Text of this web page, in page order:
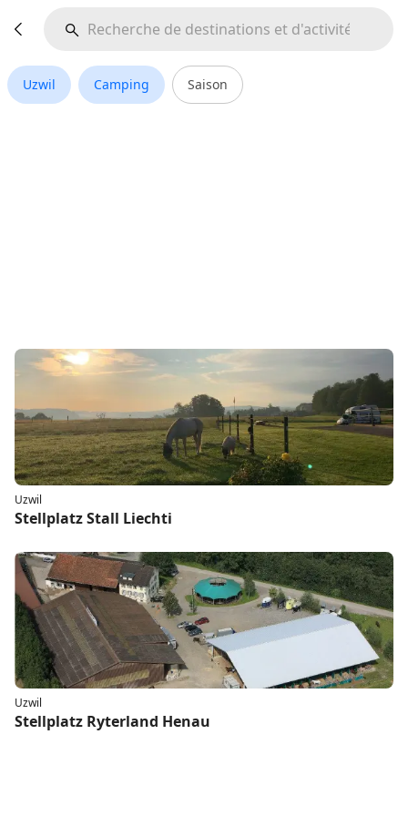
Uzwil Camping Saison
Uzwil
Stellplatz Stall Liechti
Uzwil
Stellplatz Ryterland Henau